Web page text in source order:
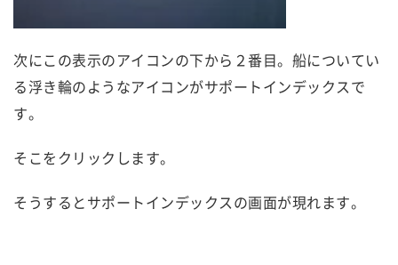
次にこの表示のアイコンの下から２番目。船についてい
る浮き輪のようなアイコンがサポートインデックスで
す。
そこをクリックします。
そうするとサポートインデックスの画面が現れます。